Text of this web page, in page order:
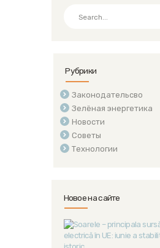
Рубрики
Законодательсво
Зелёная энергетика
Новости
Советы
Технологии
Новое на сайте